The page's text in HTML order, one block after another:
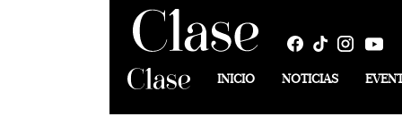
INICIO NOTICIAS